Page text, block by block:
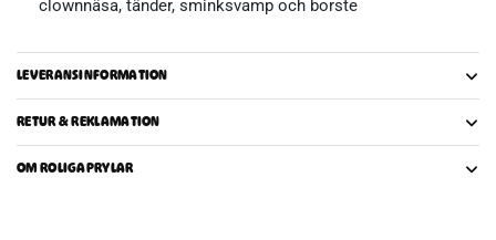
clownnäsa, tänder, sminksvamp och borste
LEVERANSINFORMATION
RETUR & REKLAMATION
OM ROLIGAPRYLAR